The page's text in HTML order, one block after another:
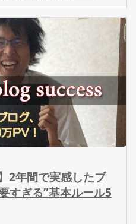
2年間で実感したブ
すぎる”基本ルール5